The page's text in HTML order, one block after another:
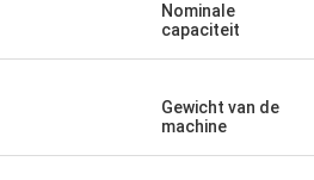
Nominale
capaciteit
Gewicht van de
machine